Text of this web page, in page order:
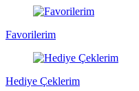
Favorilerim
Hediye Çeklerim